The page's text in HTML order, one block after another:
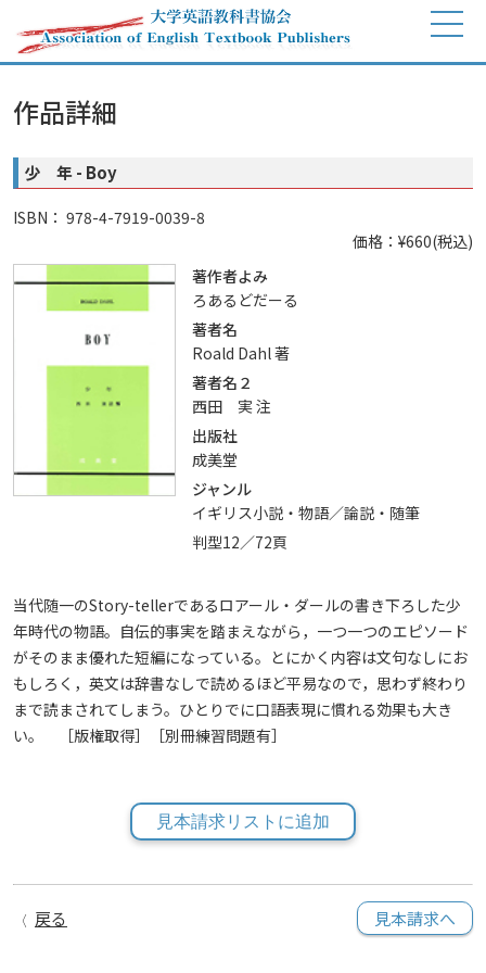
作品詳細
少 年 - Boy
ISBN： 978-4-7919-0039-8
価格：¥660(税込)
著作者よみ
ろあるどだーる
著者名
Roald Dahl 著
著者名２
西田 実 注
出版社
成美堂
ジャンル
イギリス小説・物語／論説・随筆
判型12／72頁
当代随一のStory-tellerであるロアール・ダールの書き下ろした少
年時代の物語。自伝的事実を踏まえながら，一つ一つのエピソード
がそのまま優れた短編になっている。とにかく内容は文句なしにお
もしろく，英文は辞書なしで読めるほど平易なので，思わず終わり
まで読まされてしまう。ひとりでに口語表現に慣れる効果も大き
い。 ［版権取得］［別冊練習問題有］
見本請求リストに追加
戻る 見本請求へ